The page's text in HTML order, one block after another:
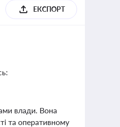
ЕКСПОРТ
влади. Вона
та оперативному